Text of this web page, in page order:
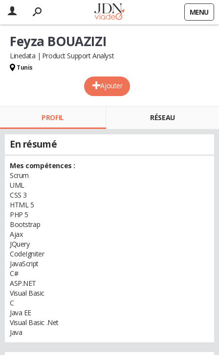
MENU
Ajouter
Feyza BOUAZIZI
Linedata Product Support Analyst
Tunis
PROFIL RÉSEAU
En résumé
Mes compétences :
Scrum
UML
CSS 3
HTML 5
PHP 5
Bootstrap
Ajax
JQuery
CodeIgniter
JavaScript
C#
ASP.NET
Visual Basic
C
Java EE
Visual Basic .Net
Java